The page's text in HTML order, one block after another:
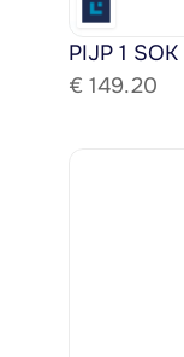
PIJP 1
€ 149.20